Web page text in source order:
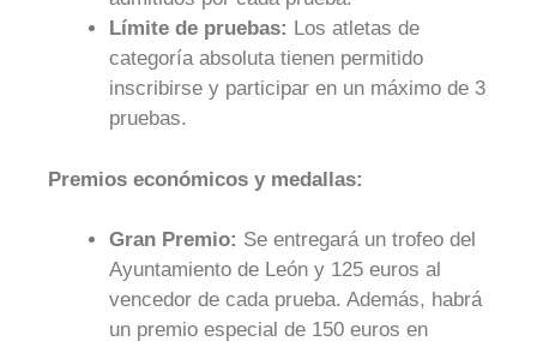
Límite de pruebas: Los atletas de
categoría absoluta tienen permitido
inscribirse y participar en un máximo de 3
pruebas.
Premios económicos y medallas:
Gran Premio: Se entregará un trofeo del
Ayuntamiento de León y 125 euros al
vencedor de cada prueba. Además, habrá
un premio especial de 150 euros en